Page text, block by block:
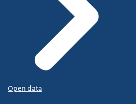
Open data